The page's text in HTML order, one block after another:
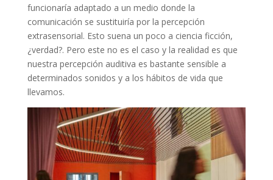
funcionaría adaptado a un medio donde la
comunicación se sustituiría por la percepción
extrasensorial. Esto suena un poco a ciencia ficción,
¿verdad?. Pero este no es el caso y la realidad es que
nuestra percepción auditiva es bastante sensible a
determinados sonidos y a los hábitos de vida que
llevamos.